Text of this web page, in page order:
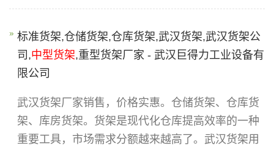
标准货架,仓储货架,仓库货架,武汉货架,武汉货架公
司,中型货架,重型货架厂家 - 武汉巨得力工业设备有
限公司
武汉货架厂家销售，价格实惠。仓储货架、仓库货
架、库房货架。货架是现代化仓库提高效率的一种
重要工具，市场需求分额越来越高了。武汉货架用